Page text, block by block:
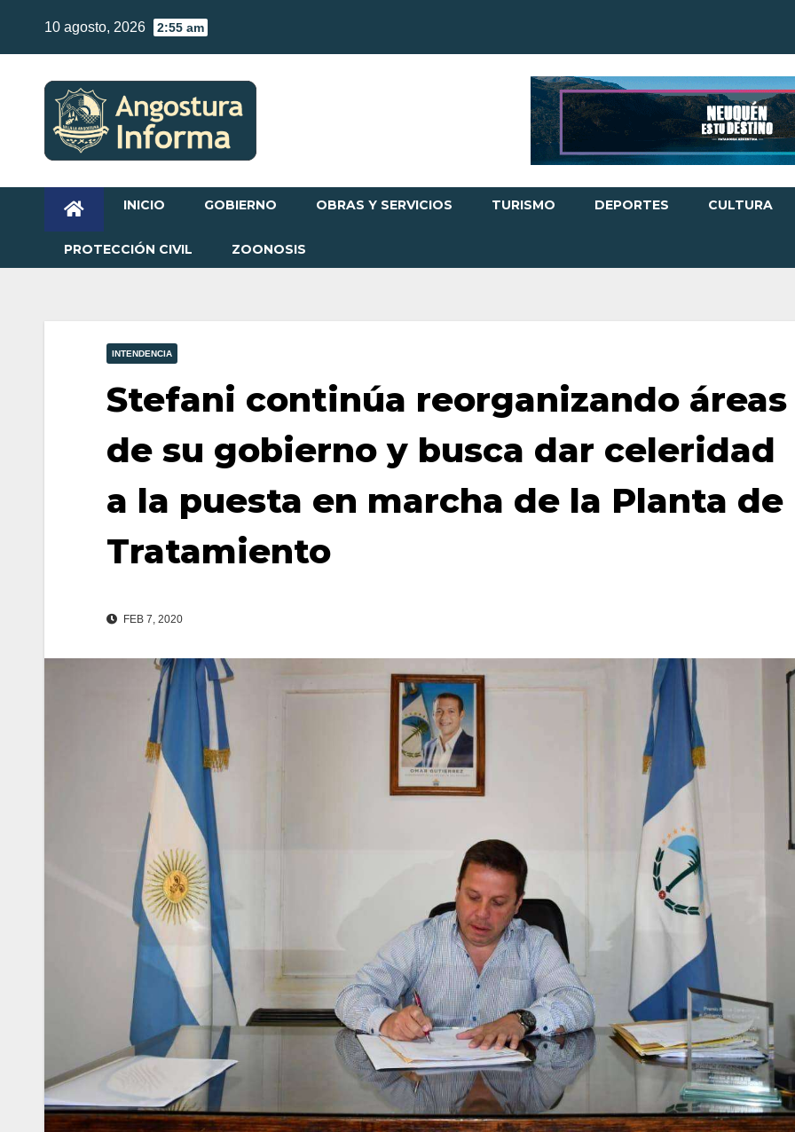
content
10 agosto, 2026 2:55 am
INICIO GOBIERNO OBRAS Y SERVICIOS TURISMO DEPORTES CULTURA
PROTECCIÓN CIVIL ZOONOSIS
INTENDENCIA
Stefani continúa reorganizando áreas
de su gobierno y busca dar celeridad
a la puesta en marcha de la Planta de
Tratamiento
FEB 7, 2020